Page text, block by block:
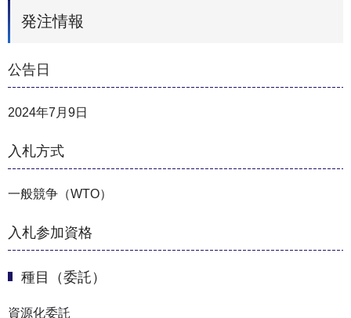
発注情報
公告日
2024年7月9日
入札方式
一般競争（WTO）
入札参加資格
種目（委託）
資源化委託